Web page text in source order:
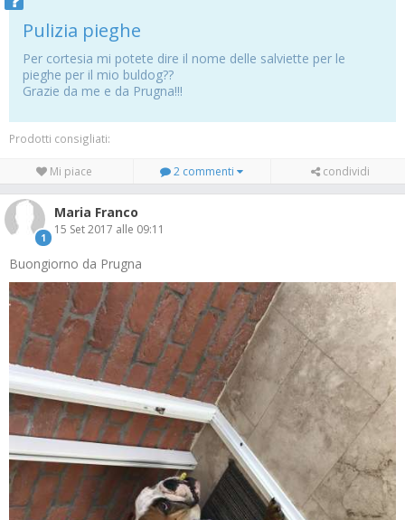
Pulizia pieghe
Per cortesia mi potete dire il nome delle salviette per le
pieghe per il mio buldog??
Grazie da me e da Prugna!!!
Prodotti consigliati:
Mi piace 2 commenti condividi
1
Maria Franco
15 Set 2017 alle 09:11
Buongiorno da Prugna